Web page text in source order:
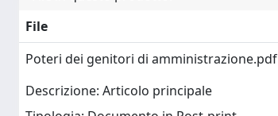
File
Poteri dei genitori di amministrazione.pdf
Descrizione: Articolo principale